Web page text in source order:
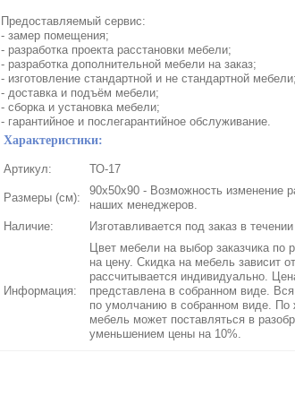
Предоставляемый сервис:
- замер помещения;
- разработка проекта расстановки мебели;
- разработка дополнительной мебели на заказ;
- изготовление стандартной и не стандартной мебели;
- доставка и подъём мебели;
- сборка и установка мебели;
- гарантийное и послегарантийное обслуживание.
Характеристики:
Артикул: ТО-17
Размеры (см):
90х50х90 - Возможность изменение
наших менеджеров.
Наличие:
Изготавливается под заказ в
Информация:
Цвет мебели на выбор заказчика по
на цену. Скидка на мебель зависит
рассчитывается индивидуально.
представлена в собранном виде.
по умолчанию в собранном виде. По
мебель может поставляться в
уменьшением цены на 10%.